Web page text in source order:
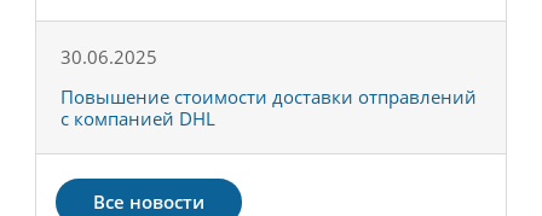
30.06.2025
Повышение стоимости доставки отправлений
с компанией DHL
Все новости